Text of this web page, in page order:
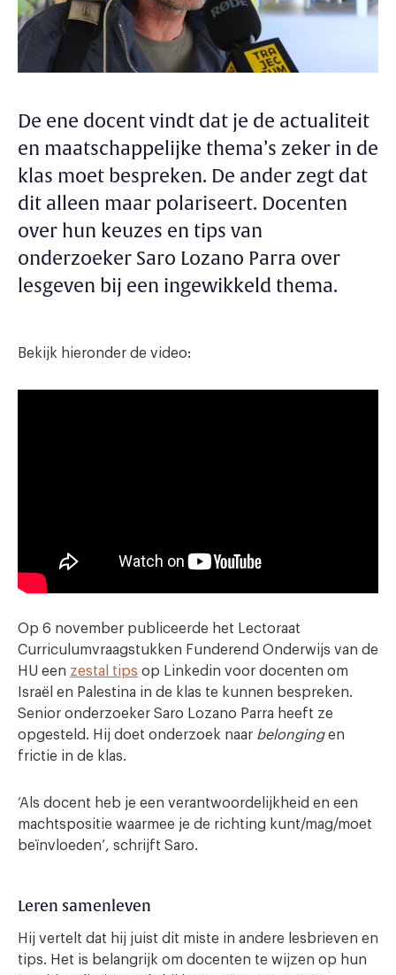
De ene docent vindt dat je de actualiteit
en maatschappelijke thema’s zeker in de
klas moet bespreken. De ander zegt dat
dit alleen maar polariseert. Docenten
over hun keuzes en tips van
onderzoeker Saro Lozano Parra over
lesgeven bij een ingewikkeld thema.
Bekijk hieronder de video:
Op 6 november publiceerde het Lectoraat
Curriculumvraagstukken Funderend Onderwijs van de
HU een zestal tips op Linkedin voor docenten om
Israël en Palestina in de klas te kunnen bespreken.
Senior onderzoeker Saro Lozano Parra heeft ze
opgesteld. Hij doet onderzoek naar belongingen
frictie in de klas.
‘Als docent heb je een verantwoordelijkheid en een
machtspositie waarmee je de richting kunt/mag/moet
beïnvloeden’, schrijft Saro.
Leren samenleven
Hij vertelt dat hij juist dit miste in andere lesbrieven en
tips. Het is belangrijk om docenten te wijzen op hun